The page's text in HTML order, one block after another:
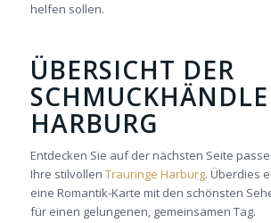
helfen sollen.
ÜBERSICHT DER
HARBURG
Entdecken Sie auf der nächsten Seite
Ihre stilvollen Trauringe Harburg. Überdies
eine Romantik-Karte mit den schönsten
für einen gelungenen, gemeinsamen Tag.